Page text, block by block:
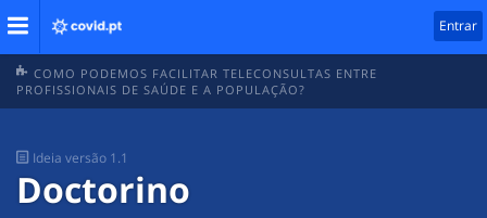
Entrar
COMO PODEMOS FACILITAR TELECONSULTAS ENTRE
PROFISSIONAIS DE SAÚDE E A POPULAÇÃO?
Ideia versão 1.1
Doctorino